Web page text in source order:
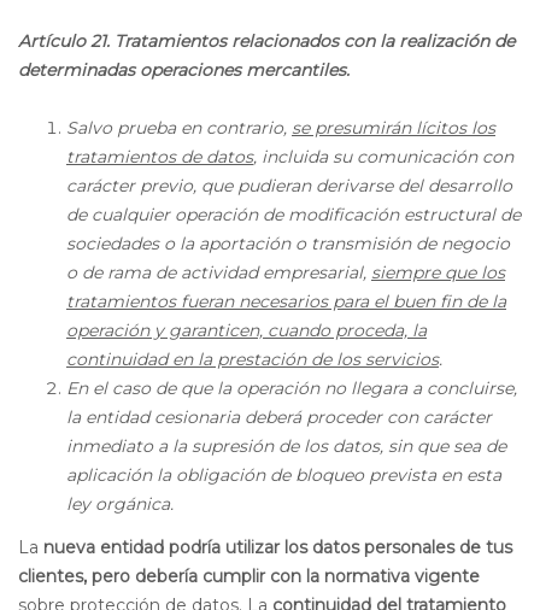
Artículo 21. Tratamientos relacionados con la realización de
determinadas operaciones mercantiles.
Salvo prueba en contrario, se presumirán lícitos los
tratamientos de datos, incluida su comunicación con
carácter previo, que pudieran derivarse del desarrollo
de cualquier operación de modificación estructural de
sociedades o la aportación o transmisión de negocio
o de rama de actividad empresarial, siempre que los
tratamientos fueran necesarios para el buen fin de la
operación y garanticen, cuando proceda, la
continuidad en la prestación de los servicios.
En el caso de que la operación no llegara a concluirse,
la entidad cesionaria deberá proceder con carácter
inmediato a la supresión de los datos, sin que sea de
aplicación la obligación de bloqueo prevista en esta
ley orgánica.
La nueva entidad podría utilizar los datos personales de tus
clientes, pero debería cumplir con la normativa vigente
sobre protección de datos. La continuidad del tratamiento